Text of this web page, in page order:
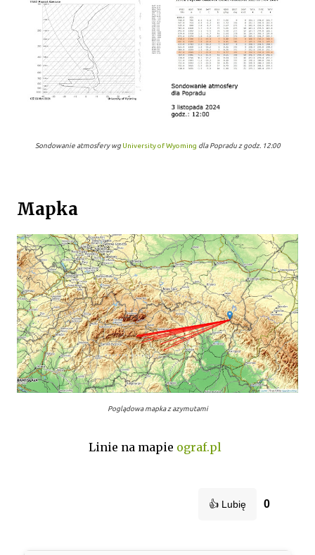
Sondowanie atmosfery wg University of Wyoming dla Popradu z godz. 12:00
Mapka
Poglądowa mapka z azymutami
Linie na mapie ograf.pl
👍 Lubię 0